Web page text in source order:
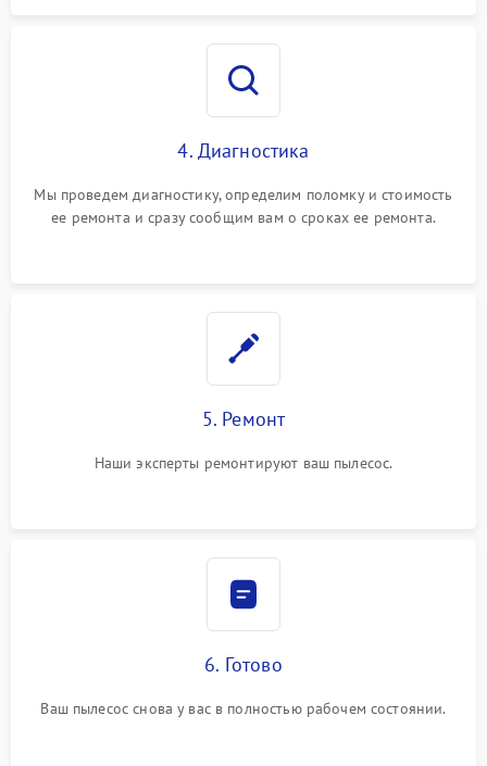
4. Диагностика
Мы проведем диагностику, определим поломку и стоимость
ее ремонта и сразу сообщим вам о сроках ее ремонта.
5. Ремонт
Наши эксперты ремонтируют ваш пылесос.
6. Готово
Ваш пылесос снова у вас в полностью рабочем состоянии.